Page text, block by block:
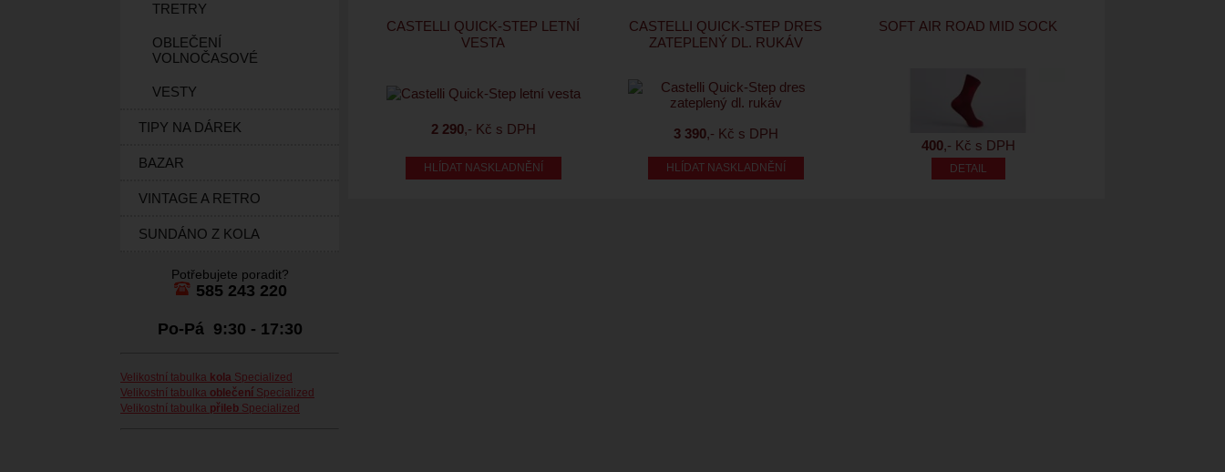
TRETRY
OBLEČENÍ
VOLNOČASOVÉ
VESTY
TIPY NA DÁREK
BAZAR
VINTAGE A RETRO
SUNDÁNO Z KOLA
Potřebujete poradit?
585 243 220
Po-Pá 9:30 - 17:30
Velikostní tabulka kola Specialized
Velikostní tabulka oblečení Specialized
Velikostní tabulka přileb Specialized
CASTELLI QUICK-STEP LETNÍ
VESTA
2 290,- Kč s DPH
HLÍDAT NASKLADNĚNÍ
CASTELLI QUICK-STEP DRES
ZATEPLENÝ DL. RUKÁV
3 390,- Kč s DPH
HLÍDAT NASKLADNĚNÍ
SOFT AIR ROAD MID SOCK
400,- Kč s DPH